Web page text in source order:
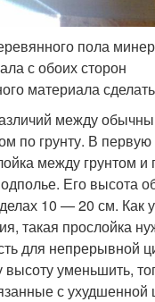
пола
с обоих сторон
материала
между
по грунту. В первую
между грунтом
Его высота
10 — 20 см.
такая прослойка
для непрерывной
высоту уменьшить,
с ухудшенной